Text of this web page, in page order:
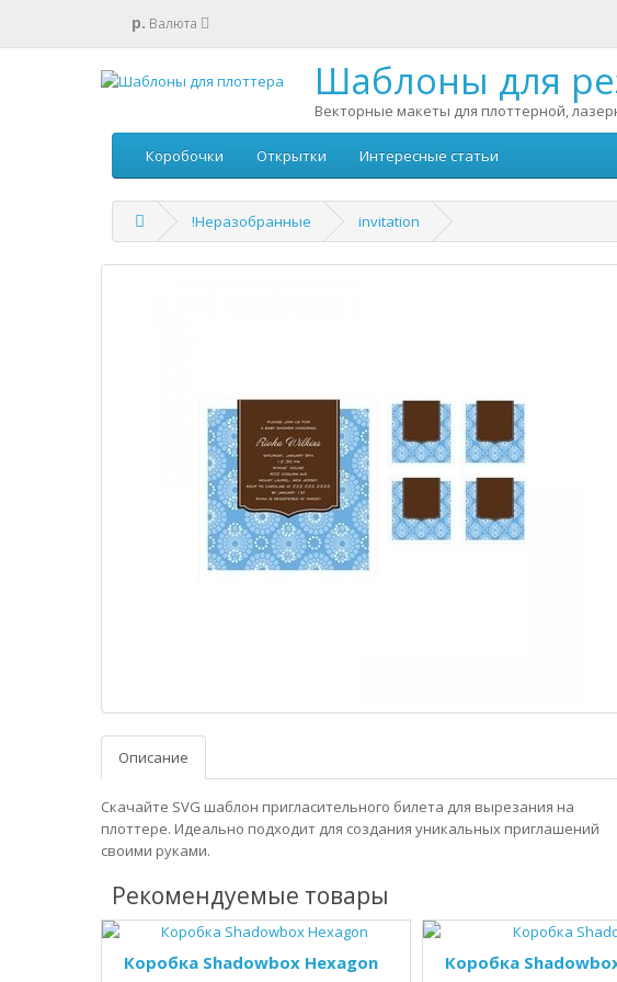
р. Валюта
Шаблоны для
Векторные макеты для плоттерной,
Коробочки Открытки Интересные статьи
!Неразобранные invitation
Описание
Скачайте SVG шаблон пригласительного билета для вырезания на
плоттере. Идеально подходит для создания уникальных приглашений
своими руками.
Рекомендуемые товары
Коробка Shadowbox Hexagon Коробка